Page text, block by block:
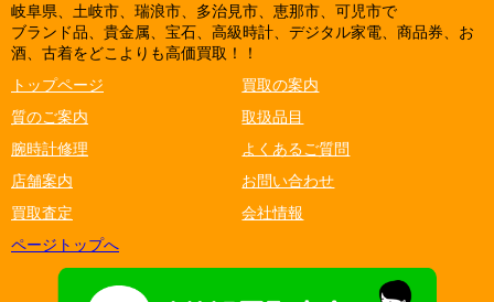
岐阜県、土岐市、瑞浪市、多治見市、恵那市、可児市で
ブランド品、貴金属、宝石、高級時計、デジタル家電、商品券、お
酒、古着をどこよりも高価買取！！
トップページ
買取の案内
質のご案内
取扱品目
腕時計修理
よくあるご質問
店舗案内
お問い合わせ
買取査定
会社情報
ページトップへ